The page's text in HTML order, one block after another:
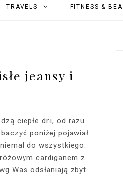
FEELING
THAN EVER :)
2025 - THE
PHOTOS ON
Z DEKOLTEM,
I CZARNE
Z WAMI PODZIELIĆ
FALBANAMI,
I SZPILKI +
PRAGNĘ SIĘ Z
TRAVELS
OBLICZE LUWRU:
MONA LISA STAŁA
Z MILO?
WIZYTA W
FITNESS &
POZNAŃSKIEJ
FRYZJERSKIEJ CUT
JAKIEGO
CZYM
WŁOSY?
jeansy i
ciepłe dni, od razu
poniżej pojawiał
do wszystkiego.
cardiganem z
Was odsłaniają zbyt